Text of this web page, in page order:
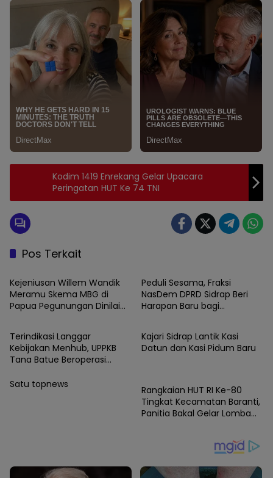
Kodim 1419 Enrekang Gelar Upacara
Peringatan HUT Ke 74 TNI
Pos Terkait
News
Kejeniusan Willem Wandik
Meramu Skema MBG di
Papua Pegunungan Dinilai
Peduli Sesama, Fraksi
NasDem DPRD Sidrap Beri
Harapan Baru bagi
News
Terindikasi Langgar
Kebijakan Menhub, UPPKB
Tana Batue Beroperasi
Angkutan Lebaran
News
Kajari Sidrap Lantik Kasi
Datun dan Kasi Pidum Baru
Satu topnews
Rangkaian HUT RI Ke-80
Tingkat Kecamatan Baranti,
Panitia Bakal Gelar Lomba